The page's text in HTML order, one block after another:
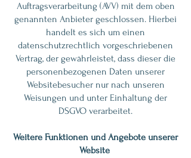
Auftragsverarbeitung (AVV) mit dem oben
genannten Anbieter geschlossen. Hierbei
handelt es sich um einen
datenschutzrechtlich vorgeschriebenen
Vertrag, der gewährleistet, dass dieser die
personenbezogenen Daten unserer
Websitebesucher nur nach unseren
Weisungen und unter Einhaltung der
DSGVO verarbeitet.
Weitere Funktionen und Angebote unserer
Website